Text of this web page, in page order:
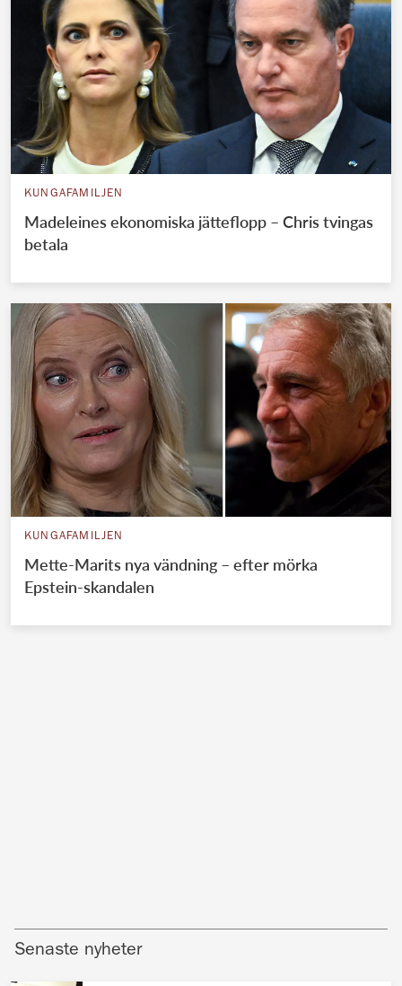
KUNGAFAMILJEN
Madeleines ekonomiska jätteflopp – Chris tvingas
betala
KUNGAFAMILJEN
Mette-Marits nya vändning – efter mörka
Epstein-skandalen
Senaste nyheter